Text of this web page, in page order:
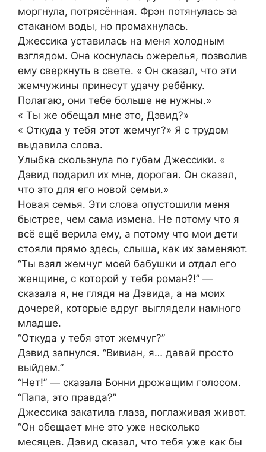
моргнула, потрясённая. Фрэн потянулась за
стаканом воды, но промахнулась.
Джессика уставилась на меня холодным
взглядом. Она коснулась ожерелья, позволив
ему сверкнуть в свете. « Он сказал, что эти
жемчужины принесут удачу ребёнку.
Полагаю, они тебе больше не нужны.»
« Ты же обещал мне это, Дэвид?»
« Откуда у тебя этот жемчуг?» Я с трудом
выдавила слова.
Улыбка скользнула по губам Джесcики. «
Дэвид подарил их мне, дорогая. Он сказал,
что это для его новой семьи.»
Новая семья. Эти слова опустошили меня
быстрее, чем сама измена. Не потому что я
всё ещё верила ему, а потому что мои дети
стояли прямо здесь, слыша, как их заменяют.
“Ты взял жемчуг моей бабушки и отдал его
женщине, с которой у тебя роман?!” —
сказала я, не глядя на Дэвида, а на моих
дочерей, которые вдруг выглядели намного
младше.
“Откуда у тебя этот жемчуг?”
Дэвид запнулся. “Вивиан, я… давай просто
выйдем.”
“Нет!” — сказала Бонни дрожащим голосом.
“Папа, это правда?”
Джессика закатила глаза, поглаживая живот.
“Он обещает мне это уже несколько
месяцев. Дэвид сказал, что тебя уже как бы